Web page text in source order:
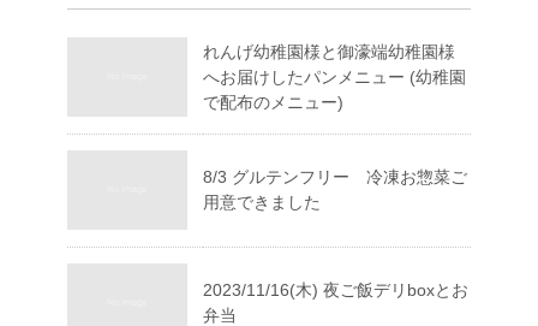
れんげ幼稚園様と御濠端幼稚園様
へお届けしたパンメニュー (幼稚園
で配布のメニュー)
8/3 グルテンフリー 冷凍お惣菜ご
用意できました
2023/11/16(木) 夜ご飯デリboxとお
弁当